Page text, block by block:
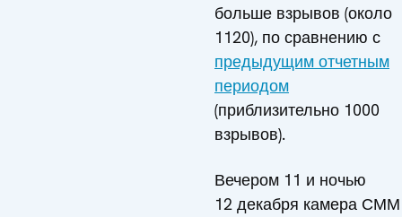
больше взрывов (около
1120), по сравнению с
предыдущим отчетным
периодом
(приблизительно 1000
взрывов).
Вечером 11 и ночью
12 декабря камера СММ